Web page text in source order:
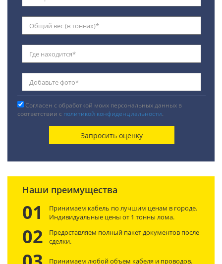
Согласен с обработкой моих персональных данных в
соответствии с политикой конфиденциальности.
Наши преимущества
01
Принимаем кабель по лучшим ценам в городе.
Индивидуальные цены от 1 тонны лома.
02
Предоставляем полный пакет документов после
сделки.
Принимаем любой объем кабеля и проводов.